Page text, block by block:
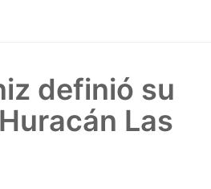
definió su
Las